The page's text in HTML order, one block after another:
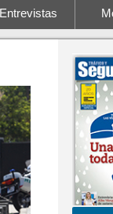
Entrevistas